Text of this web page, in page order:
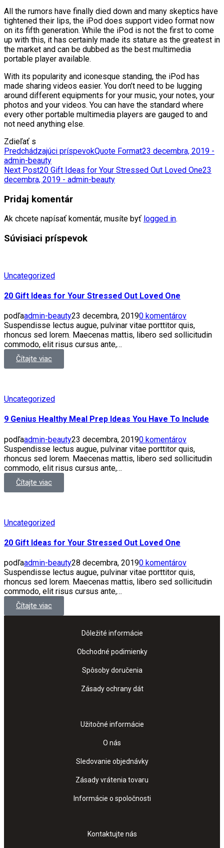
All the rumors have finally died down and many skeptics have
tightened their lips, the iPod does support video format now
on its fifth generation. While the iPod is not the first to come
up with this, it has certainly made its stature as the greatest in
the market and can be dubbed as the best multimedia
portable player available.
With its popularity and iconesque standing, the iPod has
made sharing videos easier. You don’t need to be lugging
around different equipments for your music, your notes, your
photos and your videos. You can have the standard where
every other portable multimedia players are gauged to and
not need anything else.
Zdieľať s
Predchádzajúci príspevokQuote Format23 decembra, 2019 -
admin-beauty
Next Post20 Gift Ideas for Your Stressed Out Loved One23
decembra, 2019 - admin-beauty
Pridaj komentár
Ak chcete napísať komentár, musíte byť logged in.
Súvisiaci príspevok
Uncategorized
20 Gift Ideas for Your Stressed Out Loved One
podľaadmin-beauty23 decembra, 20190 komentárov
Suspendisse lectus augue, pulvinar vitae porttitor quis,
rhoncus sed lorem. Maecenas mattis, libero sed sollicitudin
commodo, elit risus cursus ante,…
Čítajte viac
Uncategorized
9 Genius Healthy Meal Prep Ideas You Have To Include
podľaadmin-beauty23 decembra, 20190 komentárov
Suspendisse lectus augue, pulvinar vitae porttitor quis,
rhoncus sed lorem. Maecenas mattis, libero sed sollicitudin
commodo, elit risus cursus ante,…
Čítajte viac
Uncategorized
20 Gift Ideas for Your Stressed Out Loved One
podľaadmin-beauty28 decembra, 20190 komentárov
Suspendisse lectus augue, pulvinar vitae porttitor quis,
rhoncus sed lorem. Maecenas mattis, libero sed sollicitudin
commodo, elit risus cursus ante,…
Čítajte viac
Dôležité informácie
Obchodné podimienky
Spôsoby doručenia
Zásady ochrany dát
Užitočné informácie
O nás
Sledovanie objednávky
Zásady vrátenia tovaru
Informácie o spoločnosti
Kontaktujte nás